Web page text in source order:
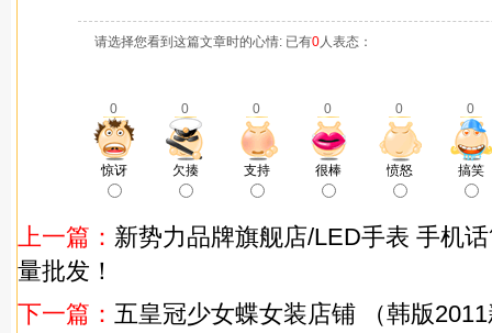
请选择您看到这篇文章时的心情: 已有0人表态：
0 0 0 0 0 0
惊讶 欠揍 支持 很棒 愤怒 搞笑
上一篇： 新势力品牌旗舰店/LED手表 手机
量批发！
下一篇： 五皇冠少女蝶女装店铺 （韩版